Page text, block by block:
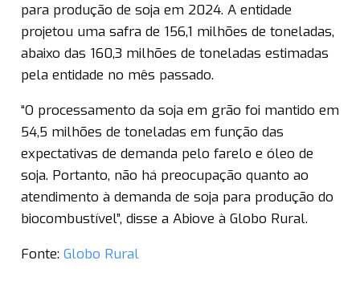
para produção de soja em 2024. A entidade
projetou uma safra de 156,1 milhões de toneladas,
abaixo das 160,3 milhões de toneladas estimadas
pela entidade no mês passado.
“O processamento da soja em grão foi mantido em
54,5 milhões de toneladas em função das
expectativas de demanda pelo farelo e óleo de
soja. Portanto, não há preocupação quanto ao
atendimento à demanda de soja para produção do
biocombustível”, disse a Abiove à Globo Rural.
Fonte: Globo Rural